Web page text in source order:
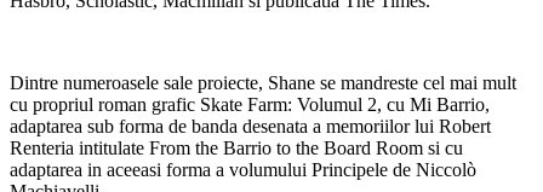
Dintre numeroasele sale proiecte, Shane se mandreste cel mai mult
cu propriul roman grafic Skate Farm: Volumul 2, cu Mi Barrio,
adaptarea sub forma de banda desenata a memoriilor lui Robert
Renteria intitulate From the Barrio to the Board Room si cu
adaptarea in aceeasi forma a volumului Principele de Niccolò